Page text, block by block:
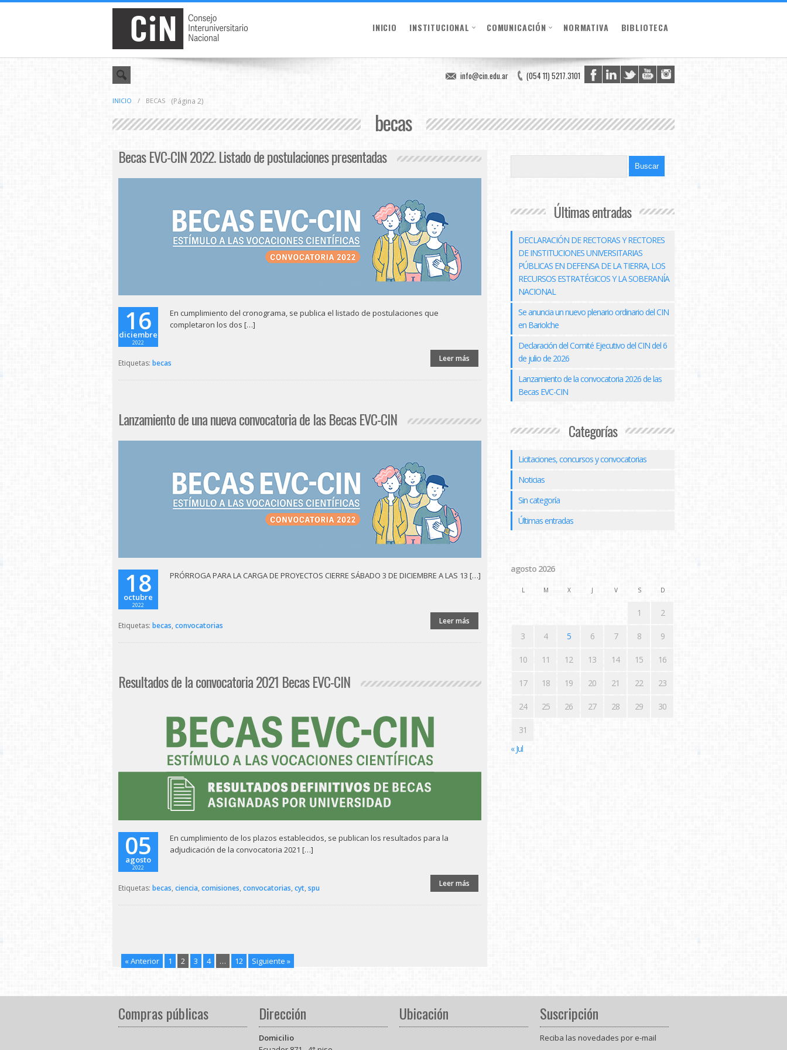
INICIO INSTITUCIONAL COMUNICACIÓN NORMATIVA BIBLIOTECA
(054 11) 5217.3101
info@cin.edu.ar
INICIO / BECAS (Página 2)
becas
Becas EVC-CIN 2022. Listado de postulaciones presentadas
16
diciembre
2022
En cumplimiento del cronograma, se publica el listado de postulaciones que
completaron los dos […]
Leer más
Etiquetas: becas
Lanzamiento de una nueva convocatoria de las Becas EVC-CIN
18
octubre
2022
PRÓRROGA PARA LA CARGA DE PROYECTOS CIERRE SÁBADO 3 DE DICIEMBRE A LAS 13 […]
Leer más
Etiquetas: becas, convocatorias
Resultados de la convocatoria 2021 Becas EVC-CIN
05
agosto
2022
En cumplimiento de los plazos establecidos, se publican los resultados para la
adjudicación de la convocatoria 2021 […]
Leer más
Etiquetas: becas, ciencia, comisiones, convocatorias, cyt, spu
« Anterior 1 2 3 4 … 12 Siguiente »
Últimas entradas
DECLARACIÓN DE RECTORAS Y RECTORES
DE INSTITUCIONES UNIVERSITARIAS
PÚBLICAS EN DEFENSA DE LA TIERRA, LOS
RECURSOS ESTRATÉGICOS Y LA SOBERANÍA
NACIONAL
Se anuncia un nuevo plenario ordinario del CIN
en Bariolche
Declaración del Comité Ejecutivo del CIN del 6
de julio de 2026
Lanzamiento de la convocatoria 2026 de las
Becas EVC-CIN
Categorías
Licitaciones, concursos y convocatorias
Noticias
Sin categoría
Últimas entradas
agosto 2026
L M X J V S D
1 2
3 4 5 6 7 8 9
10 11 12 13 14 15 16
17 18 19 20 21 22 23
24 25 26 27 28 29 30
31
« Jul
Compras públicas Dirección
Domicilio
Ubicación Suscripción
Reciba las novedades por e-mail